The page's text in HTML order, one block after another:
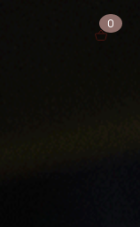
0
КОРЗИНА (0)